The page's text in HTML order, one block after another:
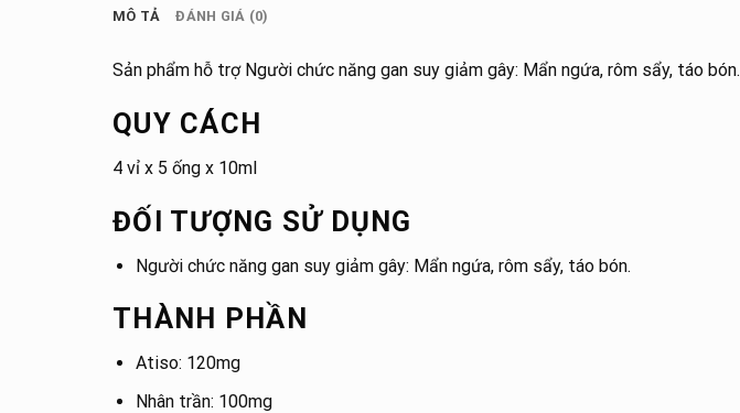
MÔ TẢ ĐÁNH GIÁ (0)
Sản phẩm hỗ trợ Người chức năng gan suy giảm gây: Mẩn ngứa, rôm sẩy, táo bón.
QUY CÁCH
4 vỉ x 5 ống x 10ml
ĐỐI TƯỢNG SỬ DỤNG
Người chức năng gan suy giảm gây: Mẩn ngứa, rôm sẩy, táo bón.
THÀNH PHẦN
Atiso: 120mg
Nhân trần: 100mg